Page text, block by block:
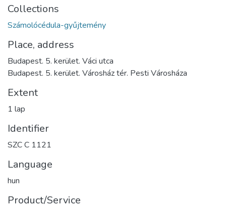
Collections
Számolócédula-gyűjtemény
Place, address
Budapest. 5. kerület. Váci utca
Budapest. 5. kerület. Városház tér. Pesti Városháza
Extent
1 lap
Identifier
SZC C 1121
Language
hun
Product/Service